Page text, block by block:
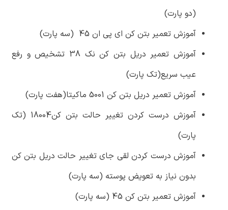
(دو پارت)
آموزش تعمیر بتن کن ای پی ان 45 (سه پارت)
آموزش تعمیر دریل بتن کن نک 38 تشخیص و رفع
عیب سریع(تک پارت)
آموزش تعمیر دریل بتن کن 5001 ماکیتا(هفت پارت)
آموزش درست کردن تغییر حالت بتن کن18004 (تک
پارت)
آموزش درست کردن لقی جای تغییر حالت دریل بتن کن
بدون نیاز به تعویض پوسته (سه پارت)
آموزش تعمیر بتن کن 45 (سه پارت)